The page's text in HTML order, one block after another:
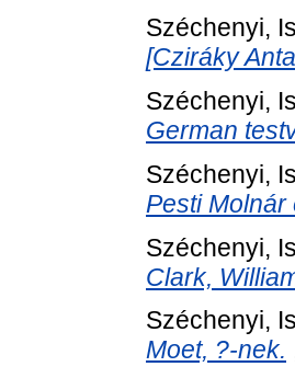
Széchenyi,
[Cziráky
Széchenyi,
German
Széchenyi,
Pesti Molnár
Széchenyi,
Clark,
Széchenyi,
Moet, ?-nek.